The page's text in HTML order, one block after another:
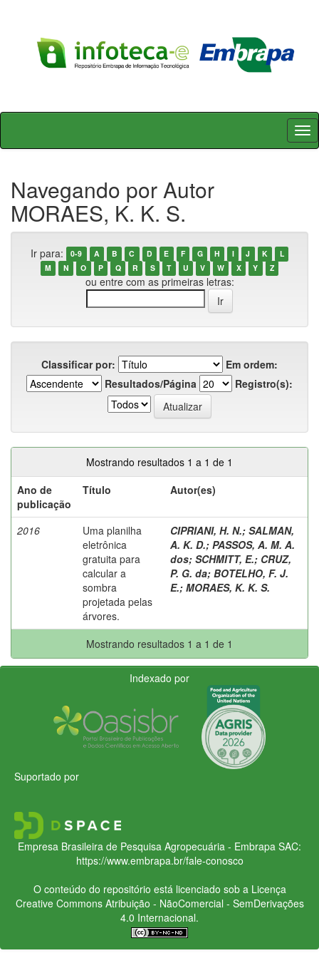
Skip
Navegando por Autor
MORAES, K. K. S.
Ir para: 0-9 A B C D E F G H I J K
L
M
N O P Q R S T U V W X Y Z
ou entre com as primeiras letras:
Classificar por:
Em ordem:
Resultados/Página
Registro(s):
Mostrando resultados 1 a 1 de 1
Ano de
publicação
Título Autor(es)
2016
Uma planilha
eletrônica
gratuita para
calcular a
sombra
projetada pelas
árvores.
CIPRIANI, H. N.; SALMAN,
A. K. D.; PASSOS, A. M. A.
dos; SCHMITT, E.; CRUZ,
P. G. da; BOTELHO, F. J.
E.; MORAES, K. K. S.
Mostrando resultados 1 a 1 de 1
Indexado por
Suportado por
Empresa Brasileira de Pesquisa Agropecuária - Embrapa SAC:
https://www.embrapa.br/fale-conosco
O conteúdo do repositório está licenciado sob a Licença
Creative CommonsAtribuição - NãoComercial - SemDerivações
4.0 Internacional.